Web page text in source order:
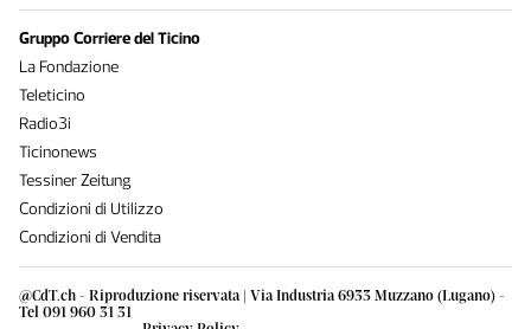
@CdT.ch - Riproduzione riservata | Via Industria 6933 Muzzano (Lugano) -
Tel 091 960 31 31
Gruppo Corriere del Ticino
La Fondazione
Teleticino
Radio3i
Ticinonews
Tessiner Zeitung
Condizioni di Utilizzo
Condizioni di Vendita